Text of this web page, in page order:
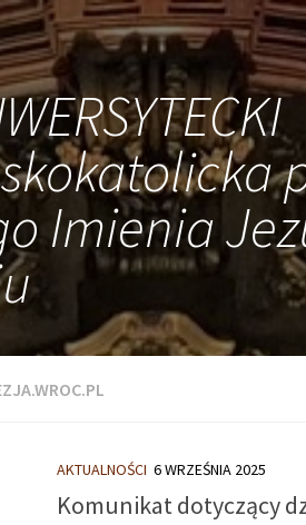
Imienia
AKTUALNOŚCI 6 WRZEŚNIA 2025
Komunikat dotyczący